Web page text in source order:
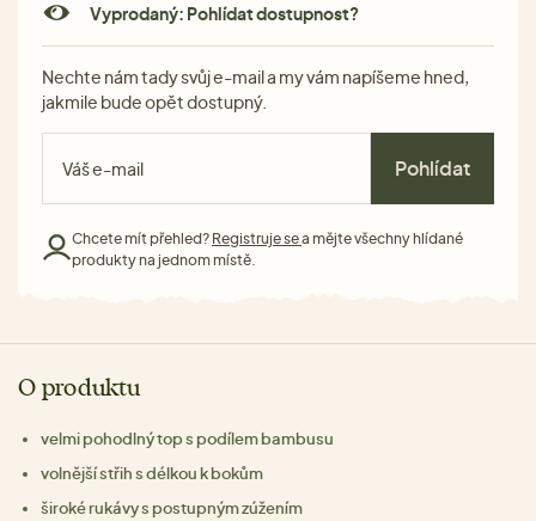
Vyprodaný: Pohlídat dostupnost?
Nechte nám tady svůj e-mail a my vám napíšeme hned,
jakmile bude opět dostupný.
Pohlídat
Chcete mít přehled? Registruje sea mějte všechny hlídané
produkty na jednom místě.
O produktu
velmi pohodlný top s podílem bambusu
volnější střih s délkou k bokům
široké rukávy s postupným zúžením